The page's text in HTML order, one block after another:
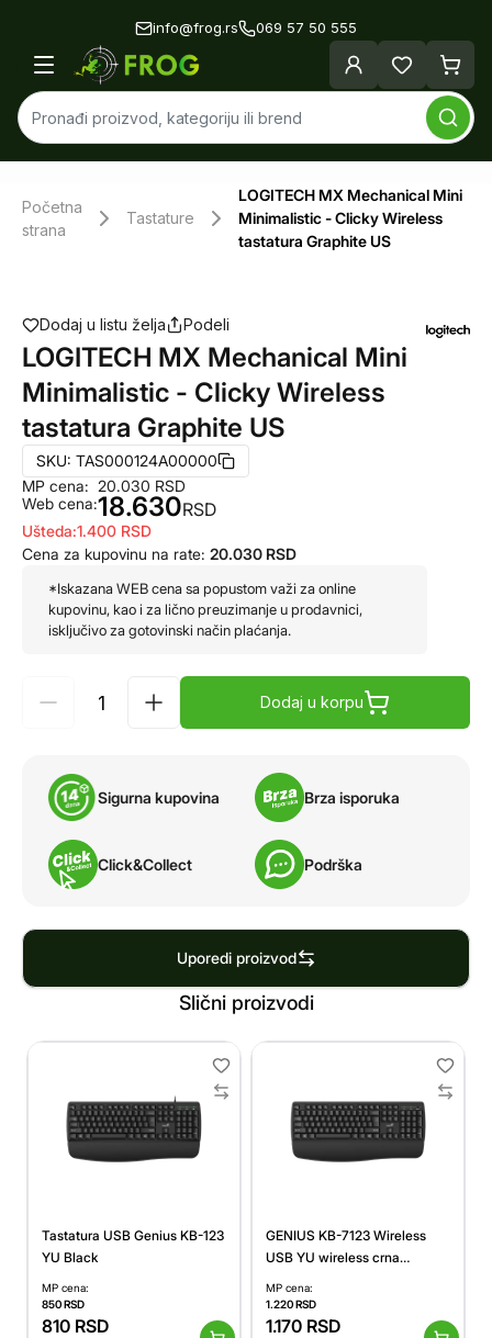
info@frog.rs 069 57 50 555
Početna
strana
Tastature
LOGITECH MX Mechanical Mini
Minimalistic - Clicky Wireless
tastatura Graphite US
Dodaj u listu želja Podeli
LOGITECH MX Mechanical Mini
Minimalistic - Clicky Wireless
tastatura Graphite US
SKU: TAS000124A00000
MP cena:
Web cena:
20.030 RSD
18.630RSD
Ušteda:1.400 RSD
Cena za kupovinu na rate: 20.030 RSD
*Iskazana WEB cena sa popustom važi za online
kupovinu, kao i za lično preuzimanje u prodavnici,
isključivo za gotovinski način plaćanja.
Dodaj u korpu
Sigurna kupovina Brza isporuka
Click&Collect Podrška
Uporedi proizvod
Slični proizvodi
Tastatura USB Genius KB-123
YU Black
MP cena:
850RSD
810 RSD
GENIUS KB-7123 Wireless
USB YU wireless crna
MP cena:
1.220RSD
1.170 RSD